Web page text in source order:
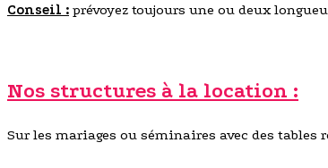
Conseil : prévoyez toujours une ou deux
Nos structures à la location :
Sur les mariages ou séminaires avec des